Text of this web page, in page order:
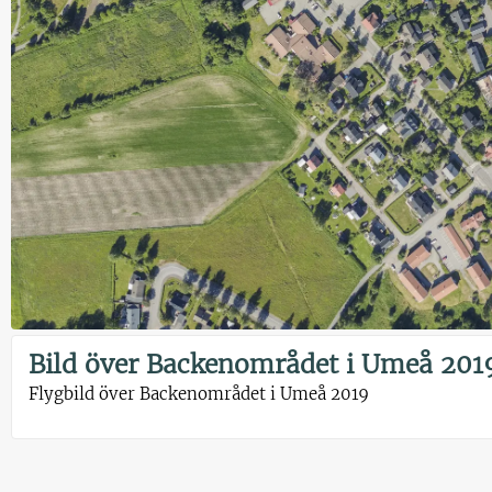
Bild över Backenområdet i Umeå
Flygbild över Backenområdet i Umeå 2019